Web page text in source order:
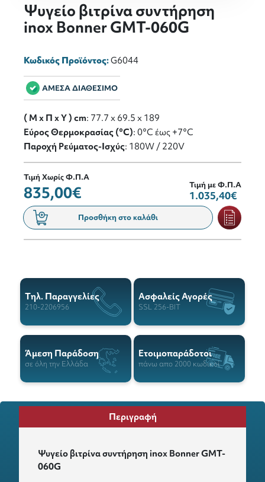
Ψυγείο βιτρίνα συντήρηση
inox Bonner GMT-060G
Κωδικός Προϊόντος:G6044
ΑΜΕΣΑ ΔΙΑΘΕΣΙΜΟ
( M x Π x Y ) cm: 77.7 x 69.5 x 189
Εύρος Θερμοκρασίας (°C): 0°C έως +7°C
Παροχή Ρεύματος-Ισχύς: 180W / 220V
Τιμή Χωρίς Φ.Π.Α
835,00€ Τιμή με Φ.Π.Α
1.035,40€
Προσθήκη στο καλάθι
Tηλ. Παραγγελίες
210-2206956
Ασφαλείς Αγορές
SSL 256-BIT
Άμεση Παράδοση
σε όλη την Ελλάδα
Ετοιμοπαράδοτοι
πάνω απο 2000 κωδικοί
Περιγραφή
Ψυγείο βιτρίνα συντήρηση inox Bonner GMT-
060G